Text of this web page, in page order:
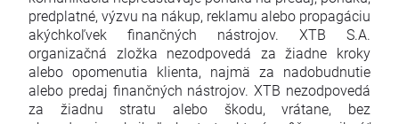
predplatné, výzvu na nákup, reklamu alebo propagáciu
akýchkoľvek finančných nástrojov. XTB S.A.
organizačná zložka nezodpovedá za žiadne kroky
alebo opomenutia klienta, najmä za nadobudnutie
alebo predaj finančných nástrojov. XTB nezodpovedá
za žiadnu stratu alebo škodu, vrátane, bez